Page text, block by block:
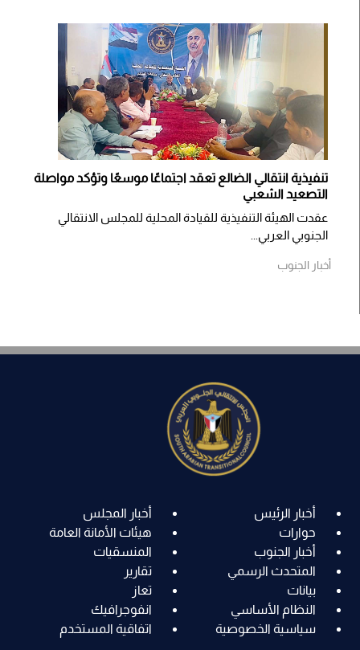
تنفيذية انتقالي الضالع تعقد اجتماعًا موسعًا وتؤكد مواصلة
التصعيد الشعبي
عقدت الهيئة التنفيذية للقيادة المحلية للمجلس الانتقالي
الجنوبي العربي...
أخبار الجنوب
أخبار الرئيس
أخبار المجلس
حوارات
هيئات الأمانة العامة
أخبار الجنوب
المنسقيات
المتحدث الرسمي
تقارير
بيانات
تعاز
النظام الأساسي
انفوجرافيك
سياسية الخصوصية
اتفاقية المستخدم